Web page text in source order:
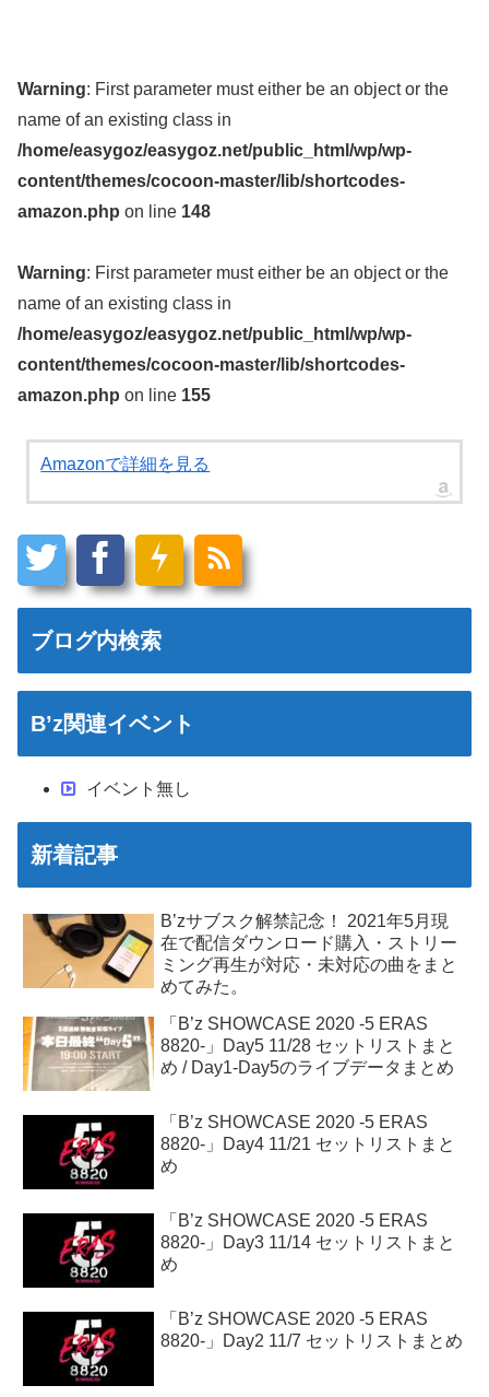
Warning: First parameter must either be an object or the
name of an existing class in
/home/easygoz/easygoz.net/public_html/wp/wp-
content/themes/cocoon-master/lib/shortcodes-
amazon.php on line 148
Warning: First parameter must either be an object or the
name of an existing class in
/home/easygoz/easygoz.net/public_html/wp/wp-
content/themes/cocoon-master/lib/shortcodes-
amazon.php on line 155
Amazonで詳細を見る
ブログ内検索
B’z関連イベント
イベント無し
新着記事
B’zサブスク解禁記念！ 2021年5月現
在で配信ダウンロード購入・ストリー
ミング再生が対応・未対応の曲をまと
めてみた。
「B’z SHOWCASE 2020 -5 ERAS
8820-」Day5 11/28 セットリストまと
め / Day1-Day5のライブデータまとめ
「B’z SHOWCASE 2020 -5 ERAS
8820-」Day4 11/21 セットリストまと
め
「B’z SHOWCASE 2020 -5 ERAS
8820-」Day3 11/14 セットリストまと
め
「B’z SHOWCASE 2020 -5 ERAS
8820-」Day2 11/7 セットリストまとめ